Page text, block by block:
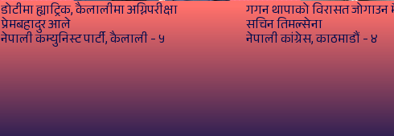
डोटीमा ह्याट्रिक, कैलालीमा अग्निपरीक्षा
प्रेमबहादुर आले
नेपाली कम्युनिस्ट पार्टी, कैलाली - ५
गगन थापाको विरासत जोगाउन
सचिन तिमल्सेना
नेपाली कांग्रेस, काठमाडौं - ४